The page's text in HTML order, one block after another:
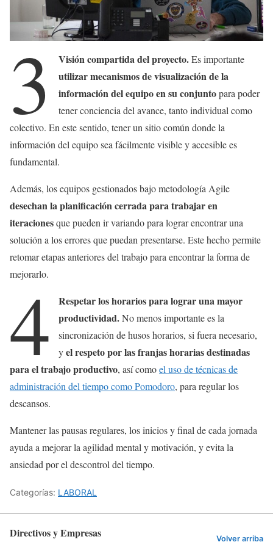
3 Visión compartida del proyecto.Es importante
utilizar mecanismos de visualización de la
información del equipo en su conjuntopara poder
tener conciencia del avance, tanto individual como
colectivo. En este sentido, tener un sitio común donde la
información del equipo sea fácilmente visible y accesible es
fundamental.
Además, los equipos gestionados bajo metodología Agile
desechan la planificación cerrada para trabajar en
iteracionesque pueden ir variando para lograr encontrar una
solución a los errores que puedan presentarse. Este hecho permite
retomar etapas anteriores del trabajo para encontrar la forma de
mejorarlo.
4
Respetar los horarios para lograr una mayor
productividad.No menos importante es la
sincronización de husos horarios, si fuera necesario,
yel respeto por las franjas horarias destinadas
para el trabajo productivo, así comoel uso de técnicas de
administración del tiempo como Pomodoro, para regular los
descansos.
Mantener las pausas regulares, los inicios y final de cada jornada
ayuda a mejorar la agilidad mental y motivación, y evita la
ansiedad por el descontrol del tiempo.
Categorías: LABORAL
Directivos y Empresas Volver arriba